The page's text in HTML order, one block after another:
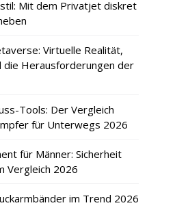
Mit dem Privatjet diskret
Virtuelle Realität,
die Herausforderungen der
Tools: Der Vergleich
für Unterwegs 2026
für Männer: Sicherheit
Vergleich 2026
im Trend 2026